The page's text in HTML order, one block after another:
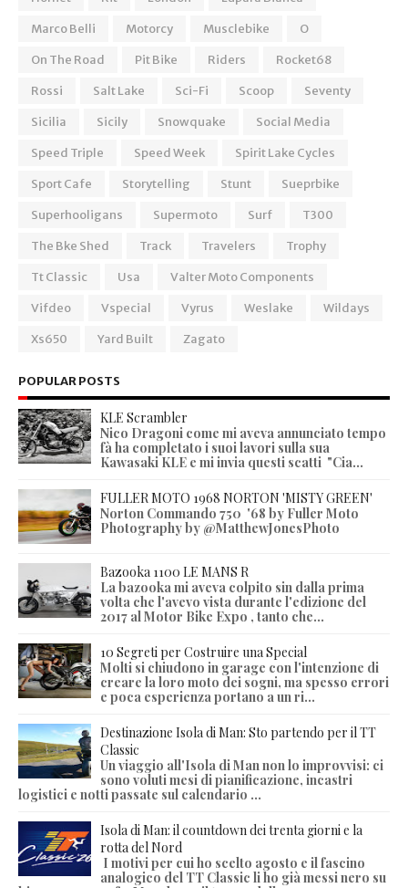
Marco Belli
Motorcy Musclebike
O
On The Road
Pit Bike Riders
Rocket68
Rossi
Salt Lake Sci-Fi Scoop
Seventy
Sicilia
Sicily Snowquake
Social Media
Speed Triple
Speed Week
Spirit Lake Cycles
Sport Cafe
Storytelling Stunt
Sueprbike
Superhooligans
Supermoto Surf
T300
The Bke Shed
Track Travelers
Trophy
Tt Classic
Usa
Valter Moto Components
Vifdeo
Vspecial Vyrus Weslake
Wildays
Xs650
Yard Built Zagato
POPULAR POSTS
KLE Scrambler
Nico Dragoni come mi aveva annunciato tempo
fà ha completato i suoi lavori sulla sua
Kawasaki KLE e mi invia questi scatti "Cia...
FULLER MOTO 1968 NORTON 'MISTY GREEN'
Norton Commando 750 '68 by Fuller Moto
Photography by @MatthewJonesPhoto
Bazooka 1100 LE MANS R
La bazooka mi aveva colpito sin dalla prima
volta che l'avevo vista durante l'edizione del
2017 al Motor Bike Expo , tanto che...
10 Segreti per Costruire una Special
Molti si chiudono in garage con l'intenzione di
creare la loro moto dei sogni, ma spesso errori
e poca esperienza portano a un ri...
Destinazione Isola di Man: Sto partendo per il TT
Classic
Un viaggio all'Isola di Man non lo improvvisi: ci
sono voluti mesi di pianificazione, incastri
logistici e notti passate sul calendario ...
Isola di Man: il countdown dei trenta giorni e la
rotta del Nord
I motivi per cui ho scelto agosto e il fascino
analogico del TT Classic li ho già messi nero su